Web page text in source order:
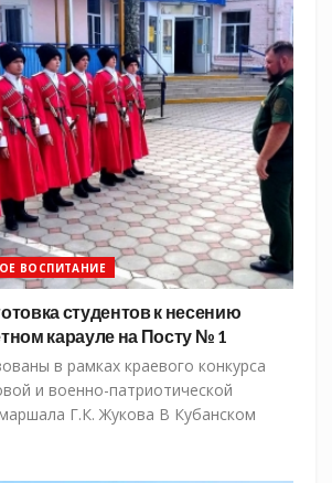
ВОСПИТАНИЕ
студентов к несению
карауле на Посту № 1
в рамках краевого конкурса
и военно-патриотической
Г.К. Жукова В Кубанском